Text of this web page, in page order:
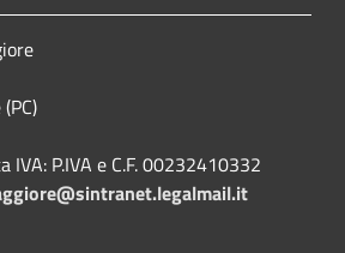
IVA: P.IVA e C.F. 00232410332